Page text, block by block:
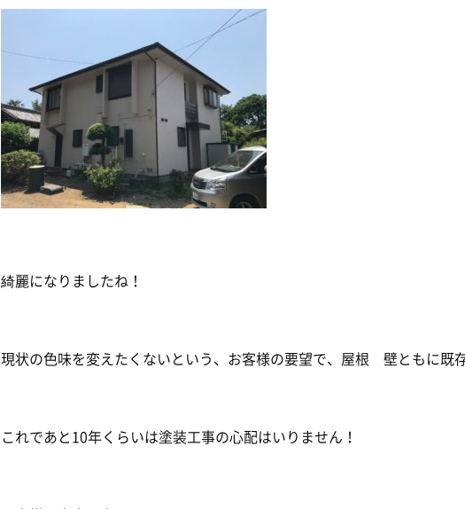
綺麗になりましたね！
現状の色味を変えたくないという、お客様の要望で、屋根 壁ともに既
これであと10年くらいは塗装工事の心配はいりません！